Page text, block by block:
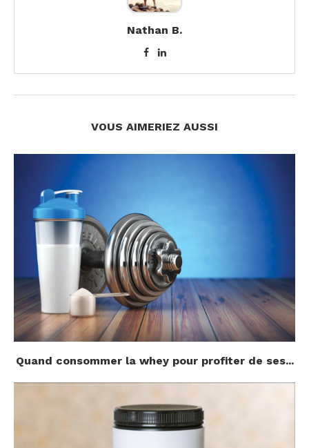
Nathan B.
VOUS AIMERIEZ AUSSI
Quand consommer la whey pour profiter de ses...